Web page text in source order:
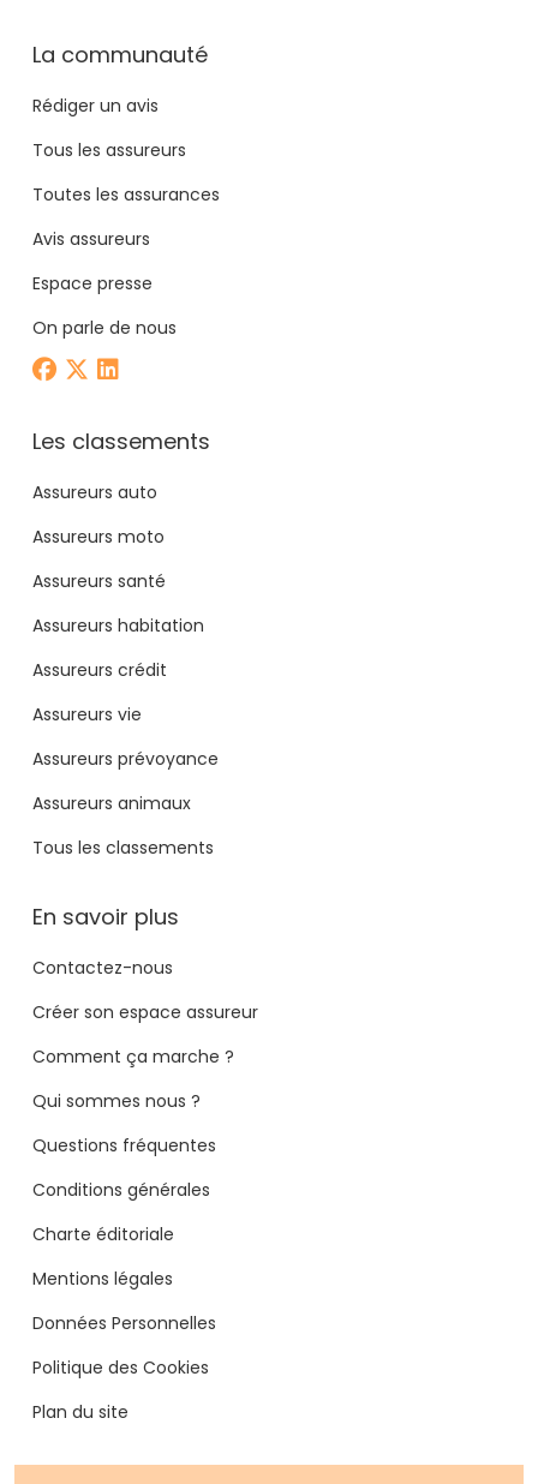
La communauté
Rédiger un avis
Tous les assureurs
Toutes les assurances
Avis assureurs
Espace presse
On parle de nous
Les classements
Assureurs auto
Assureurs moto
Assureurs santé
Assureurs habitation
Assureurs crédit
Assureurs vie
Assureurs prévoyance
Assureurs animaux
Tous les classements
En savoir plus
Contactez-nous
Créer son espace assureur
Comment ça marche ?
Qui sommes nous ?
Questions fréquentes
Conditions générales
Charte éditoriale
Mentions légales
Données Personnelles
Politique des Cookies
Plan du site